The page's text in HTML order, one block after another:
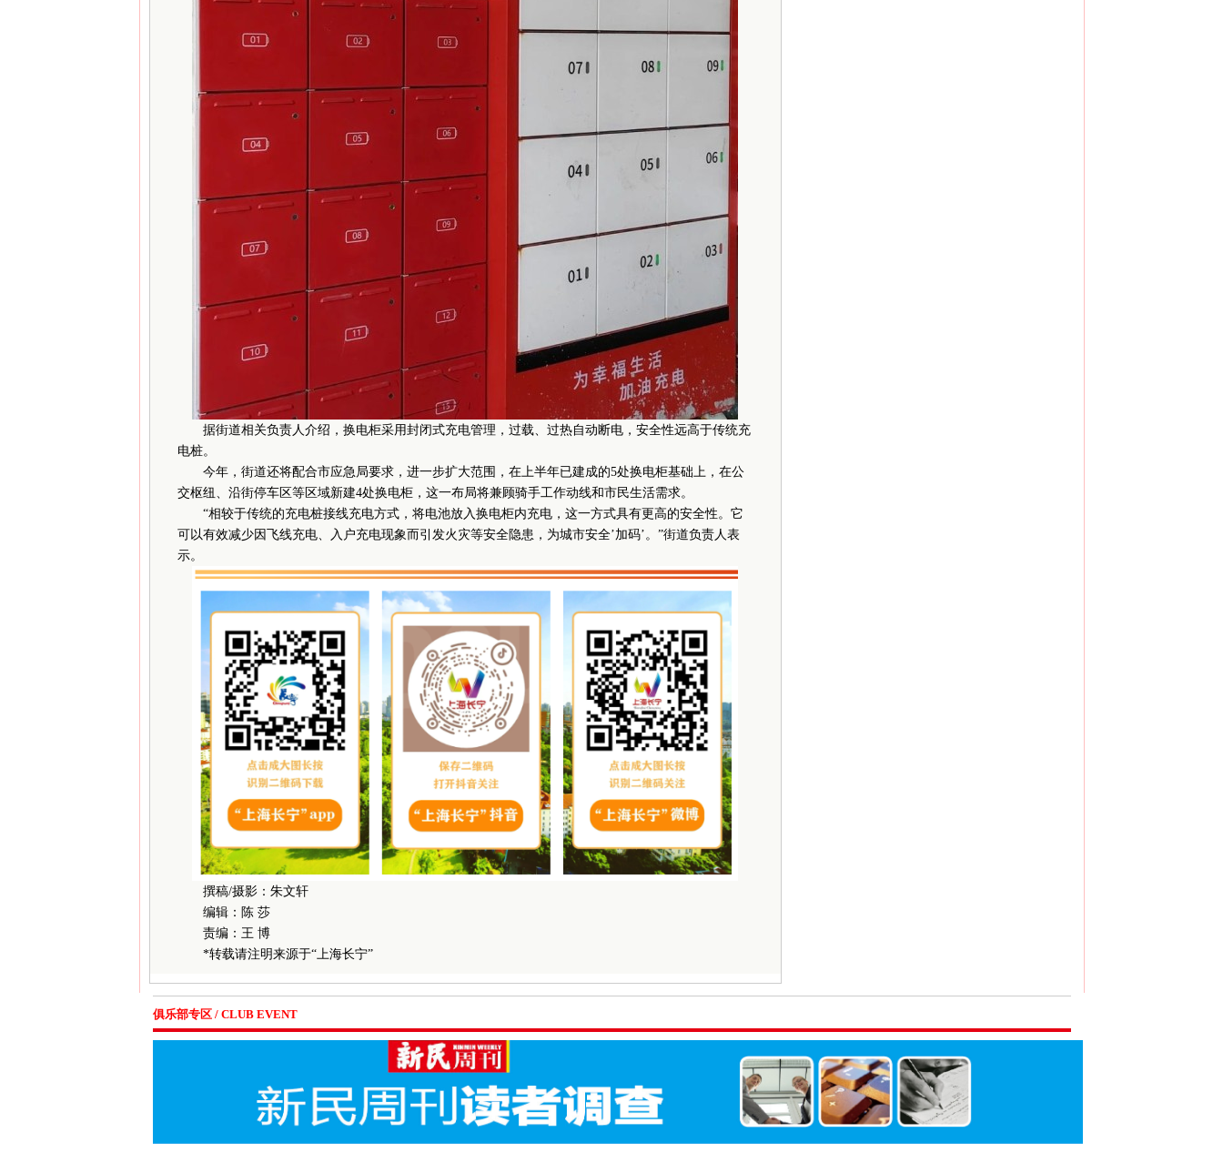
据街道相关负责人介绍，换电柜采用封闭式充电管理，过载、过热自动断电，安全性远高于传统充
电桩。
今年，街道还将配合市应急局要求，进一步扩大范围，在上半年已建成的5处换电柜基础上，在公
交枢纽、沿街停车区等区域新建4处换电柜，这一布局将兼顾骑手工作动线和市民生活需求。
“相较于传统的充电桩接线充电方式，将电池放入换电柜内充电，这一方式具有更高的安全性。它
可以有效减少因飞线充电、入户充电现象而引发火灾等安全隐患，为城市安全’加码’。”街道负责人表
示。
撰稿/摄影：朱文轩
编辑：陈 莎
责编：王 博
*转载请注明来源于“上海长宁”
俱乐部专区 / CLUB EVENT